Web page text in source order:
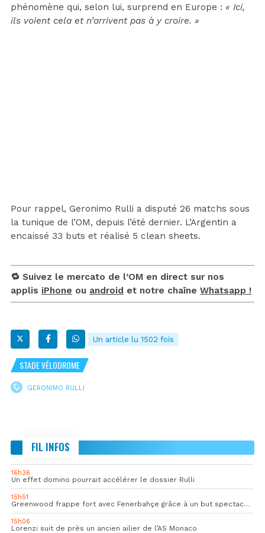
phénomène qui, selon lui, surprend en Europe : « Ici,
ils voient cela et n’arrivent pas à y croire. »
Pour rappel, Geronimo Rulli a disputé 26 matchs sous
la tunique de l’OM, depuis l’été dernier. L’Argentin a
encaissé 33 buts et réalisé 5 clean sheets.
🔁 Suivez le mercato de l’OM en direct sur nos
applis iPhone ou android et notre chaîne Whatsapp !
Un article lu 1502 fois
STADE VÉLODROME
GERONIMO RULLI
FIL INFOS
16h36
Un effet domino pourrait accélérer le dossier Rulli
15h51
Greenwood frappe fort avec Fenerbahçe grâce à un but spectaculaire
15h06
Lorenzi suit de près un ancien ailier de l’AS Monaco